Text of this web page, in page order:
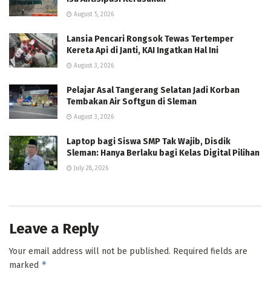
August 5, 2026
Lansia Pencari Rongsok Tewas Tertemper
Kereta Api di Janti, KAI Ingatkan Hal Ini
August 3, 2026
Pelajar Asal Tangerang Selatan Jadi Korban
Tembakan Air Softgun di Sleman
August 3, 2026
Laptop bagi Siswa SMP Tak Wajib, Disdik
Sleman: Hanya Berlaku bagi Kelas Digital Pilihan
July 28, 2026
Leave a Reply
Your email address will not be published. Required fields are
marked *